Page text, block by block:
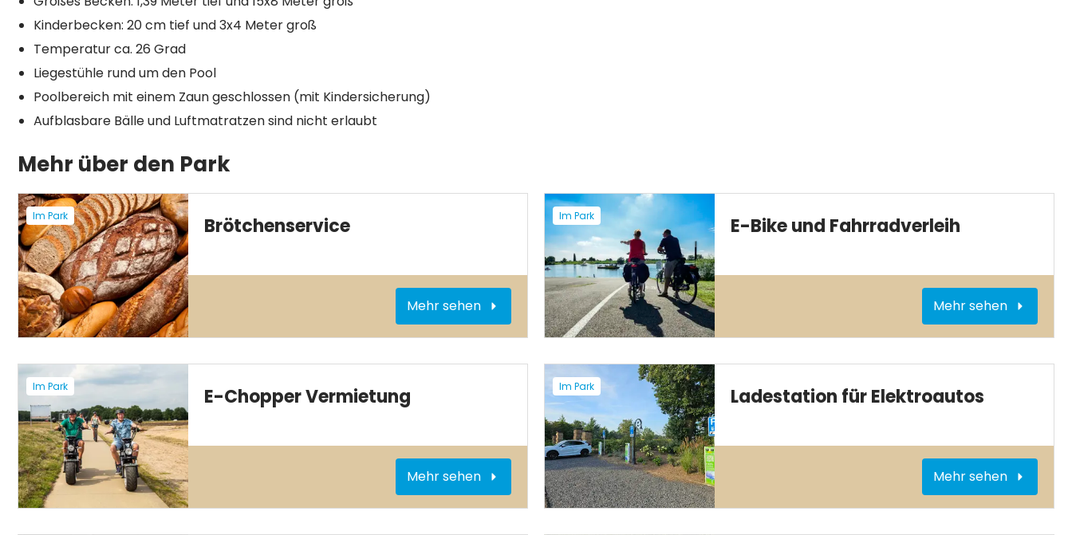
Kinderbecken: 20 cm tief und 3x4 Meter groß
Temperatur ca. 26 Grad
Liegestühle rund um den Pool
Poolbereich mit einem Zaun geschlossen (mit Kindersicherung)
Aufblasbare Bälle und Luftmatratzen sind nicht erlaubt
Mehr über den Park
Im Park Brötchenservice
Mehr sehen
Im Park E-Bike und Fahrradverleih
Mehr sehen
Im Park E-Chopper Vermietung
Mehr sehen
Im Park Ladestation für Elektroautos
Mehr sehen